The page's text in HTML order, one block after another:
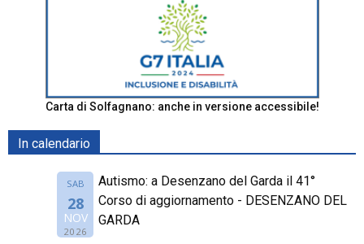
Carta di Solfagnano: anche in versione accessibile!
In calendario
SAB
28
NOV
2026
Autismo: a Desenzano del Garda il 41°
Corso di aggiornamento - DESENZANO DEL
GARDA